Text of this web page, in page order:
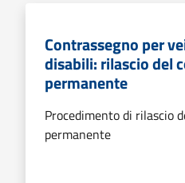
Contrassegno per
disabili: rilascio del
permanente
Procedimento di rilascio
permanente